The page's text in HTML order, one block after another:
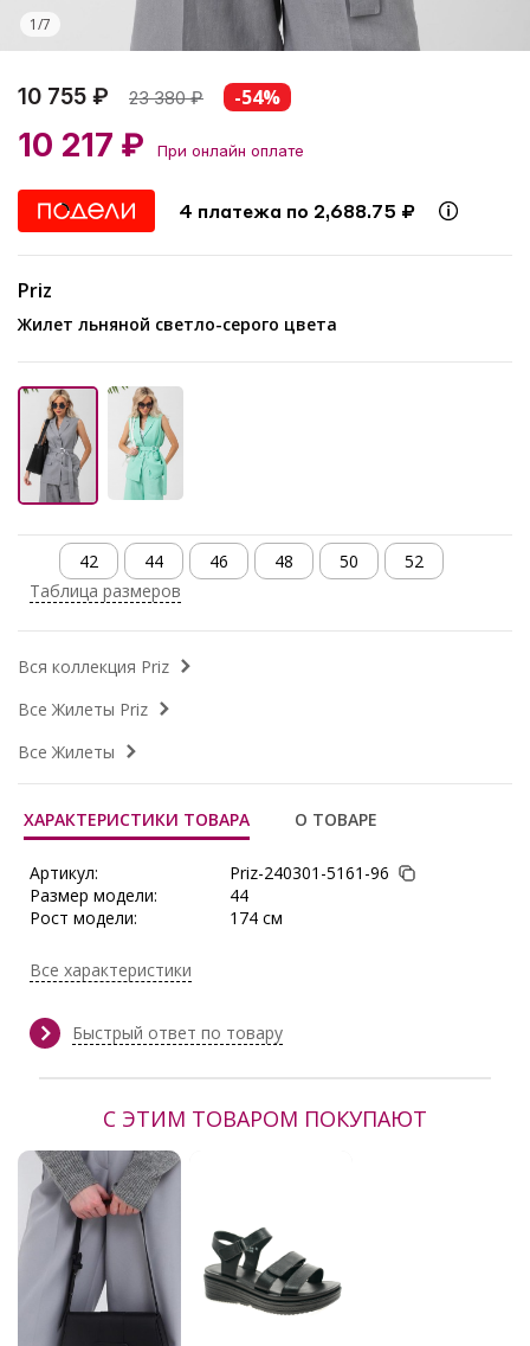
1/7
10 755 ₽ 23 380₽ -54%
10 217 ₽ При онлайн оплате
4 платежа по 2,688.75 ₽
Priz
Жилет льняной светло-серого цвета
42 44 46 48 50
52
Таблица размеров
Вся коллекция Priz
Все Жилеты Priz
Все Жилеты
ХАРАКТЕРИСТИКИ ТОВАРА О ТОВАРЕ
Артикул:
Priz-240301-5161-96
Размер модели:
44
Рост модели:
174 см
Тип ткани:
Длина:
Сезон:
Весна/Лето, Лето
Производитель:
Все характеристики
Быстрый ответ по товару
С ЭТИМ ТОВАРОМ ПОКУПАЮТ